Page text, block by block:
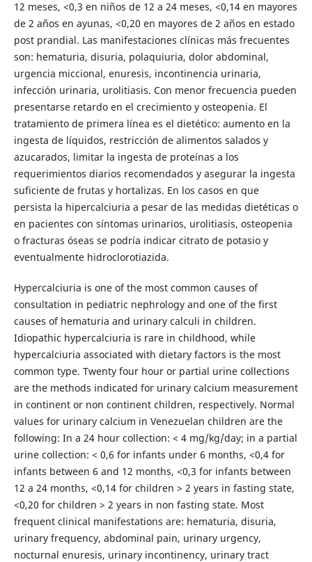
12 meses, <0,3 en niños de 12 a 24 meses, <0,14 en mayores
de 2 años en ayunas, <0,20 en mayores de 2 años en estado
post prandial. Las manifestaciones clínicas más frecuentes
son: hematuria, disuria, polaquiuria, dolor abdominal,
urgencia miccional, enuresis, incontinencia urinaria,
infección urinaria, urolitiasis. Con menor frecuencia pueden
presentarse retardo en el crecimiento y osteopenia. El
tratamiento de primera línea es el dietético: aumento en la
ingesta de líquidos, restricción de alimentos salados y
azucarados, limitar la ingesta de proteínas a los
requerimientos diarios recomendados y asegurar la ingesta
suficiente de frutas y hortalizas. En los casos en que
persista la hipercalciuria a pesar de las medidas dietéticas o
en pacientes con síntomas urinarios, urolitiasis, osteopenia
o fracturas óseas se podría indicar citrato de potasio y
eventualmente hidroclorotiazida.
Hypercalciuria is one of the most common causes of
consultation in pediatric nephrology and one of the first
causes of hematuria and urinary calculi in children.
Idiopathic hypercalciuria is rare in childhood, while
hypercalciuria associated with dietary factors is the most
common type. Twenty four hour or partial urine collections
are the methods indicated for urinary calcium measurement
in continent or non continent children, respectively. Normal
values for urinary calcium in Venezuelan children are the
following: In a 24 hour collection: < 4 mg/kg/day; in a partial
urine collection: < 0,6 for infants under 6 months, <0,4 for
infants between 6 and 12 months, <0,3 for infants between
12 a 24 months, <0,14 for children > 2 years in fasting state,
<0,20 for children > 2 years in non fasting state. Most
frequent clinical manifestations are: hematuria, disuria,
urinary frequency, abdominal pain, urinary urgency,
nocturnal enuresis, urinary incontinency, urinary tract